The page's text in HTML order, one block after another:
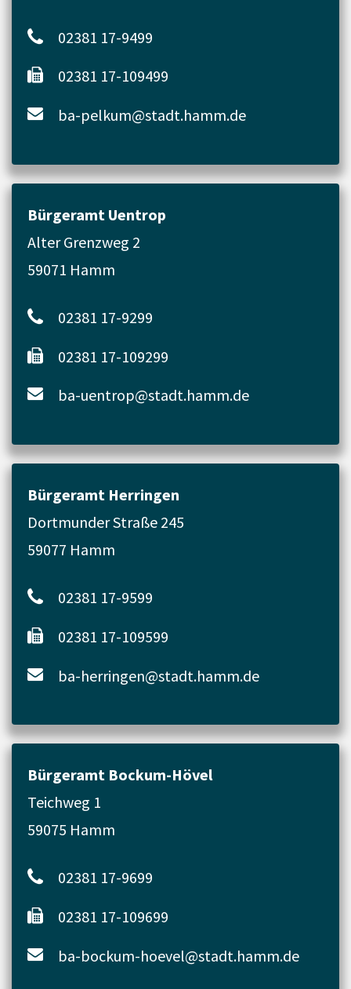
02381 17-9499
02381 17-109499
ba-pelkum@stadt.hamm.de
Bürgeramt Uentrop
Alter Grenzweg 2
59071 Hamm
02381 17-9299
02381 17-109299
ba-uentrop@stadt.hamm.de
Bürgeramt Herringen
Dortmunder Straße 245
59077 Hamm
02381 17-9599
02381 17-109599
ba-herringen@stadt.hamm.de
Bürgeramt Bockum-Hövel
Teichweg 1
59075 Hamm
02381 17-9699
02381 17-109699
ba-bockum-hoevel@stadt.hamm.de